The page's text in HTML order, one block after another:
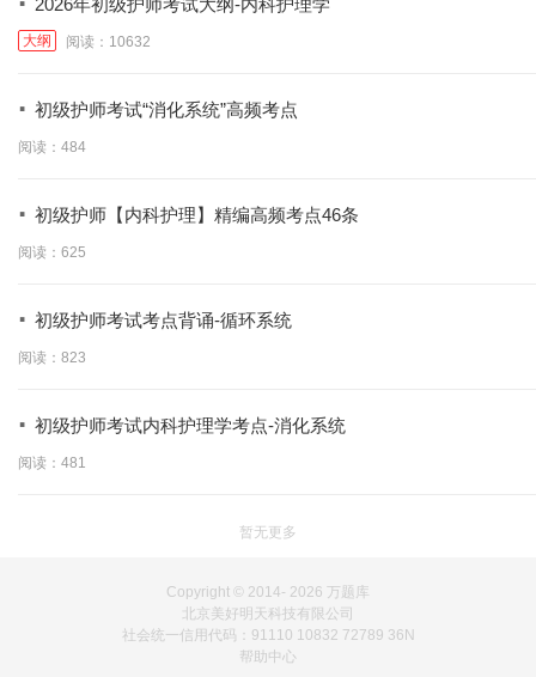
大纲 阅读：10632
· 初级护师考试“消化系统”高频考点
阅读：484
· 初级护师【内科护理】精编高频考点46条
阅读：625
· 初级护师考试考点背诵-循环系统
阅读：823
· 初级护师考试内科护理学考点-消化系统
阅读：481
暂无更多
Copyright © 2014- 2026 万题库
北京美好明天科技有限公司
社会统一信用代码：91110 10832 72789 36N
帮助中心